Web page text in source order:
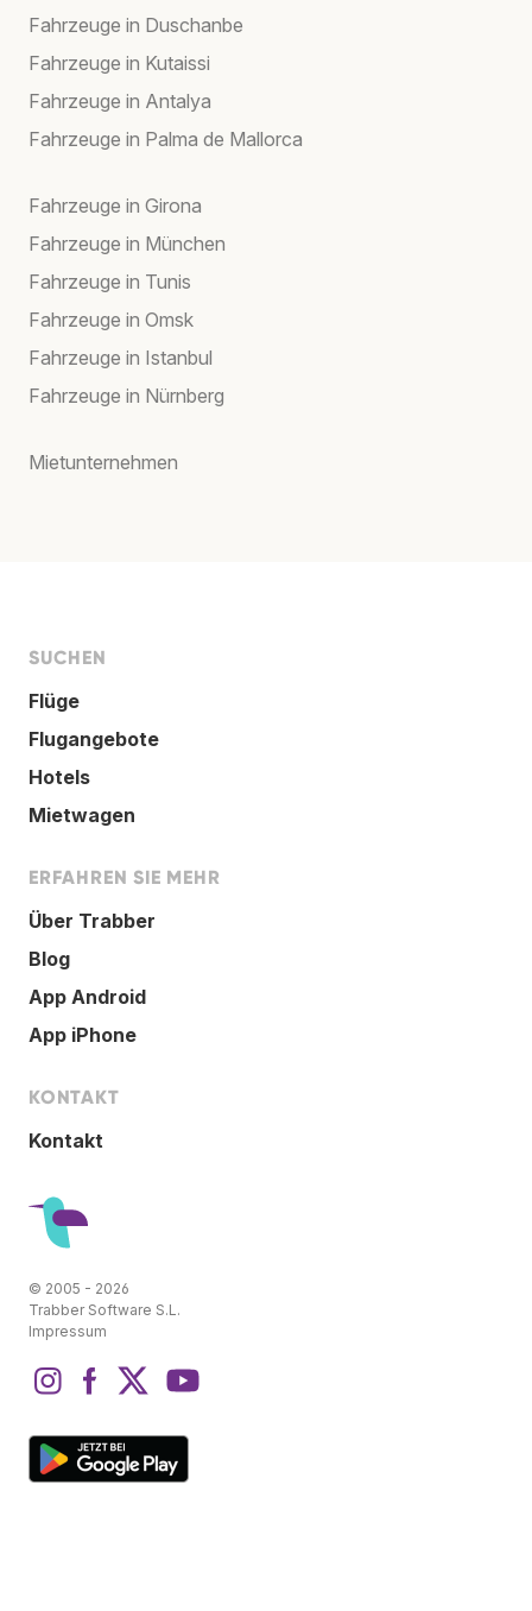
Fahrzeuge in Duschanbe
Fahrzeuge in Kutaissi
Fahrzeuge in Antalya
Fahrzeuge in Palma de Mallorca
Fahrzeuge in Girona
Fahrzeuge in München
Fahrzeuge in Tunis
Fahrzeuge in Omsk
Fahrzeuge in Istanbul
Fahrzeuge in Nürnberg
Mietunternehmen
SUCHEN
Flüge
Flugangebote
Hotels
Mietwagen
ERFAHREN SIE MEHR
Über Trabber
Blog
App Android
App iPhone
KONTAKT
Kontakt
© 2005 - 2026
Trabber Software S.L.
Impressum